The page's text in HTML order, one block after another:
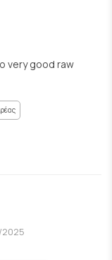
very good raw
2025